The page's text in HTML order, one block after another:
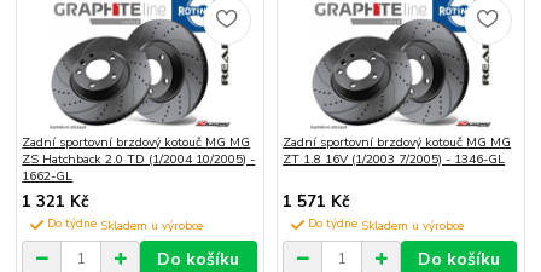
Zadní sportovní brzdový kotouč MG MG
ZS Hatchback 2.0 TD (1/2004 10/2005) -
1662-GL
1 321 Kč
Do týdne
Do košíku
Zadní sportovní brzdový kotouč MG MG
ZT 1.8 16V (1/2003 7/2005) - 1346-GL
1 571 Kč
Do týdne
Do košíku